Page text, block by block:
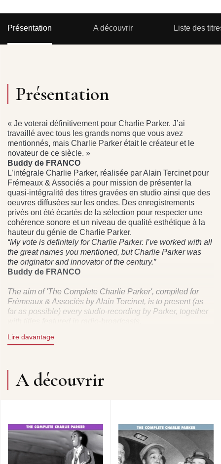
Présentation A découvrir Liste des
Présentation
« Je voterai définitivement pour Charlie Parker. J’ai
travaillé avec tous les grands noms que vous avez
mentionnés, mais Charlie Parker était le créateur et le
novateur de ce siècle. »
Buddy de FRANCO
L’intégrale Charlie Parker, réalisée par Alain Tercinet pour
Frémeaux & Associés a pour mission de présenter la
quasi-intégralité des titres gravées en studio ainsi que des
oeuvres diffusées sur les ondes. Des enregistrements
privés ont été écartés de la sélection pour respecter une
cohérence sonore et un niveau de qualité esthétique à la
hauteur du génie de Charlie Parker.
“My vote is definitely for Charlie Parker. I’ve worked with all
the great names you mentioned, but Charlie Parker was
the originator and innovator of the century.”
Buddy de FRANCO
The aim of 'The Complete Charlie Parker', compiled for
Frémeaux & Associés by Alain Tercinet, is to present (as
far as possible) every studio-recording by Parker, together
selection to preserve a consistency of sound and aesthetic
DIRECTION ARTISTIQUE : ALAIN TERCINET
DROITS : DP / FREMEAUX & ASSOCIES.
NYC, 31/3/1951 : BLUE ‘N’ BOOGIE - ANTHROPOLOGY -
‘ROUND MIDNIGHT - NIGHT IN TUNISIA/ JUMPIN’ WITH
SYMPHONY SID • CHARLIE PARKER ALL-STARS
Birdland, NYC, spring 1951 : HOT HOUSE -
Lire davantage
A découvrir